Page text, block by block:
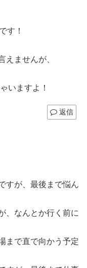
す！
えませんが、
いますよ！
返信
すが、最後まで悩ん
、なんとか行く前に
まで直で向かう予定